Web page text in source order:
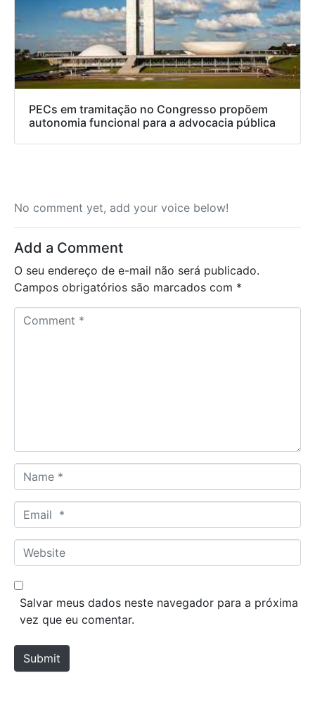
PECs em tramitação no Congresso propõem
autonomia funcional para a advocacia pública
No comment yet, add your voice below!
Add a Comment
O seu endereço de e-mail não será publicado.
Campos obrigatórios são marcados com *
a
m
*
m
a
*
W
e
b
e
Salvar meus dados neste navegador para a próxima
vez que eu comentar.
Submit